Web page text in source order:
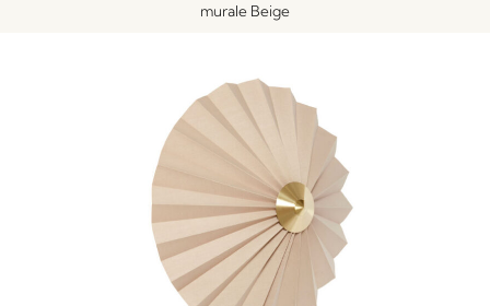
murale Beige